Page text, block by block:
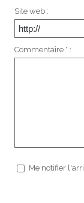
Site web :
Commentaire * :
Me notifier